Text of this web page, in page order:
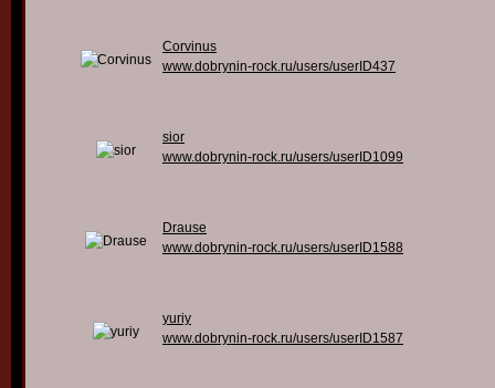
Corvinus
www.dobrynin-rock.ru/users/userID437
sior
www.dobrynin-rock.ru/users/userID1099
Drause
www.dobrynin-rock.ru/users/userID1588
yuriy
www.dobrynin-rock.ru/users/userID1587